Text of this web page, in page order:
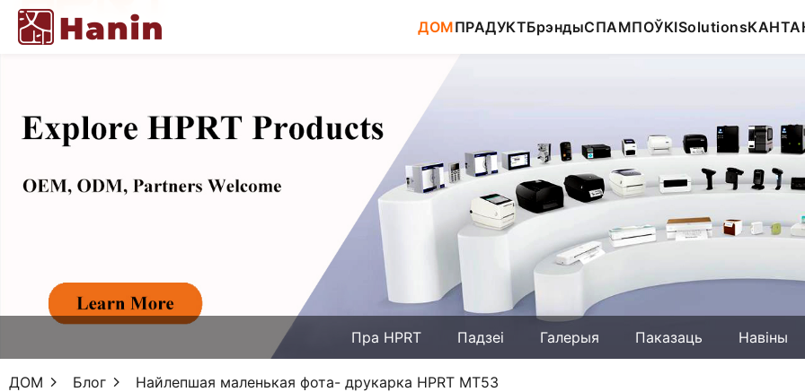
ДОМПРАДУКТБрэндыСПАМПОЎКІSolutions
Пра HPRT Падзеі Галерыя Паказаць Навіны
ДОМ Блог Найлепшая маленькая фота- друкарка HPRT MT53